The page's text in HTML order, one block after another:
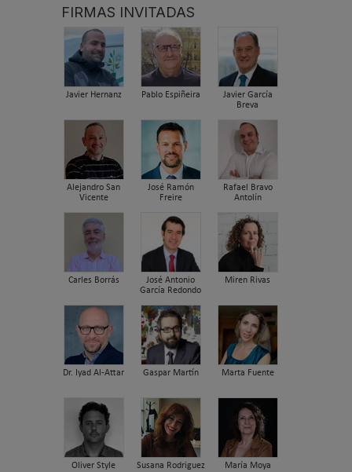
FIRMAS INVITADAS
Javier Hernanz Pablo Espiñeira
Javier García
Breva
Alejandro San
Vicente
José Ramón
Freire
Rafael Bravo
Antolín
Carles Borrás
José Antonio
García Redondo
Miren Rivas
Dr. Iyad Al-Attar Gaspar Martín Marta Fuente
Oliver Style Susana Rodriguez María Moya